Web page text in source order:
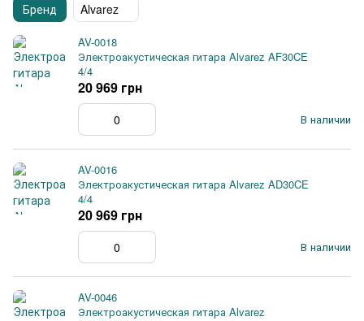
Бренд Alvarez
AV-0018
Электроакустическая гитара Alvarez AF30CE
4/4
В наличии
20 969 грн
AV-0016
Электроакустическая гитара Alvarez AD30CE
4/4
В наличии
20 969 грн
AV-0046
Электроакустическая гитара Alvarez